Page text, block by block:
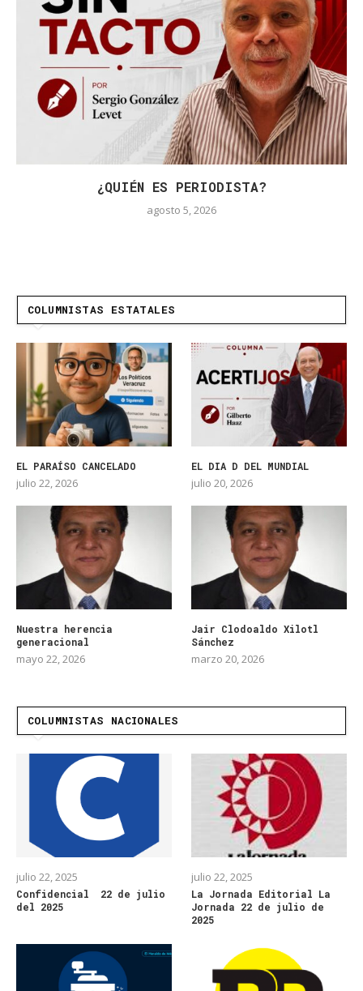
¿QUIÉN ES PERIODISTA?
agosto 5, 2026
COLUMNISTAS ESTATALES
EL PARAÍSO CANCELADO
julio 22, 2026
EL DIA D DEL MUNDIAL
julio 20, 2026
Nuestra herencia
generacional
mayo 22, 2026
Jair Clodoaldo Xilotl
Sánchez
marzo 20, 2026
COLUMNISTAS NACIONALES
julio 22, 2025
Confidencial 22 de julio
del 2025
julio 22, 2025
La Jornada Editorial La
Jornada 22 de julio de
2025